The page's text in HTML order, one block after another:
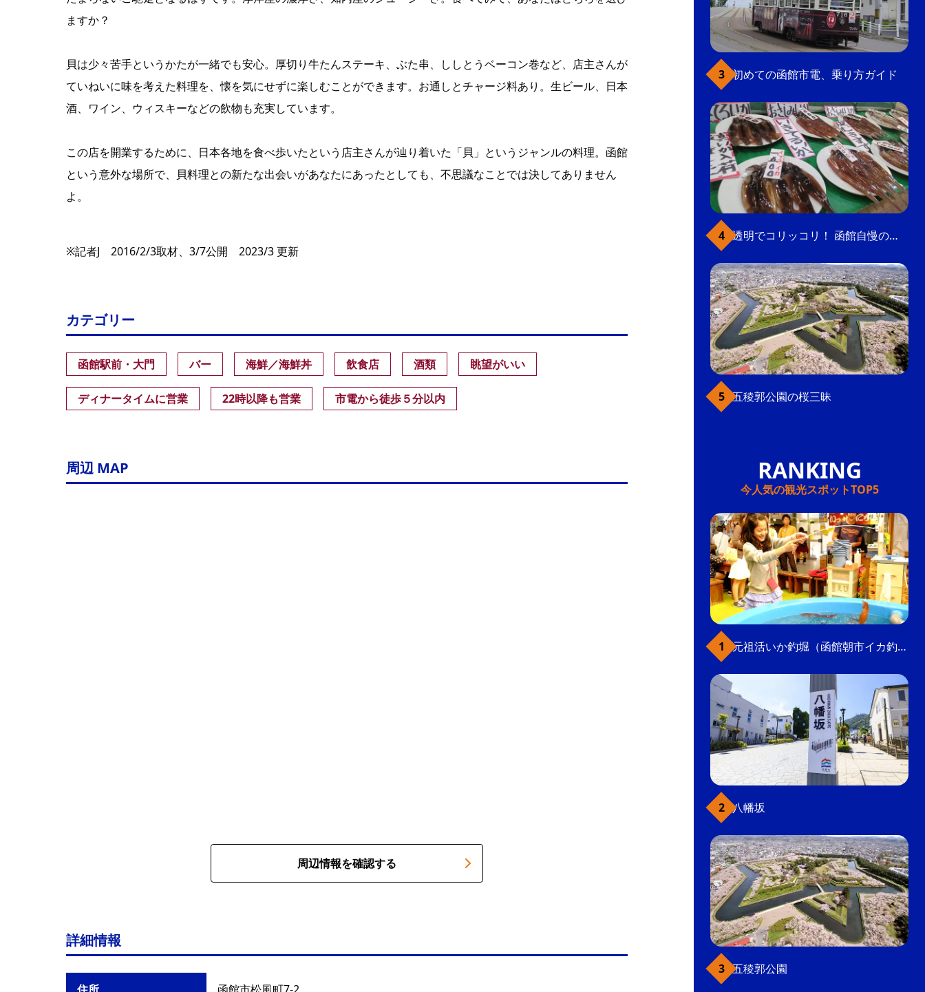
ますか？
貝は少々苦手というかたが一緒でも安心。厚切り牛たんステーキ、ぶた串、ししとうベーコン巻など、店主さんが
ていねいに味を考えた料理を、懐を気にせずに楽しむことができます。お通しとチャージ料あり。生ビール、日本
酒、ワイン、ウィスキーなどの飲物も充実しています。
この店を開業するために、日本各地を食べ歩いたという店主さんが辿り着いた「貝」というジャンルの料理。函館
という意外な場所で、貝料理との新たな出会いがあなたにあったとしても、不思議なことでは決してありません
よ。
※記者J 2016/2/3取材、3/7公開 2023/3 更新
カテゴリー
函館駅前・大門 バー 海鮮／海鮮丼 飲食店 酒類 眺望がいい
ディナータイムに営業 22時以降も営業 市電から徒歩５分以内
周辺 MAP
周辺情報を確認する
詳細情報
初めての函館市電、乗り方ガイド
透明でコリッコリ！ 函館自慢のいかをどうぞ
五稜郭公園の桜三昧
今人気の観光スポットTOP5
元祖活いか釣堀（函館朝市イカ釣り体験）
八幡坂
五稜郭公園